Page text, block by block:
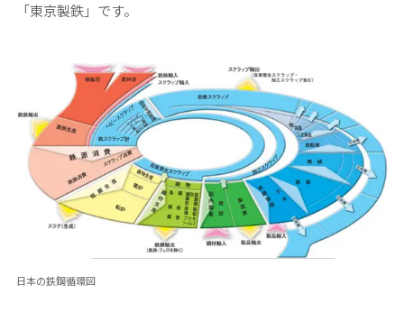
「東京製鉄」です。
日本の鉄鋼循環図